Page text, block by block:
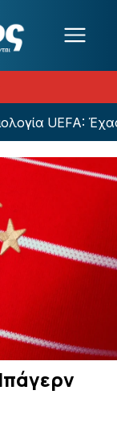
UEFA: Έχασε